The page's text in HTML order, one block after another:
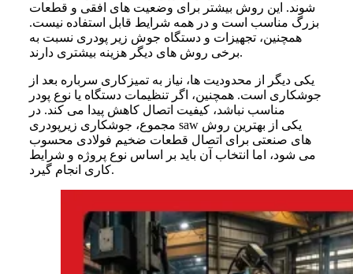
شوند. این روش بیشتر برای وضعیت های افقی و قطعات
بزرگ مناسب است و در همه شرایط قابل استفاده نیست.
همچنین، تجهیزات و دستگاه جوش زیر پودری نسبت به
برخی روش های دیگر هزینه بیشتری دارند.
یکی دیگر از محدودیت ها، نیاز به تمیزکاری سرباره بعد از
جوشکاری است. همچنین، اگر تنظیمات دستگاه یا نوع پودر
مناسب نباشد، کیفیت اتصال کاهش پیدا می کند. در
مجموع، جوشکاری زیرپودری saw یکی از بهترین روش
های صنعتی برای اتصال قطعات ضخیم فولادی محسوب
می شود، اما انتخاب آن باید بر اساس نوع پروژه و شرایط
کاری انجام گیرد.